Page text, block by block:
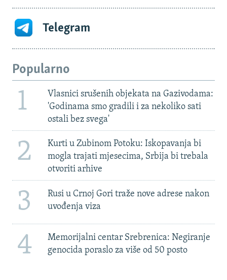
Telegram
Popularno
1
Vlasnici srušenih objekata na Gazivodama:
'Godinama smo gradili i za nekoliko sati
ostali bez svega'
2
Kurti u Zubinom Potoku: Iskopavanja bi
mogla trajati mjesecima, Srbija bi trebala
otvoriti arhive
3
Rusi u Crnoj Gori traže nove adrese nakon
uvođenja viza
4
Memorijalni centar Srebrenica: Negiranje
genocida poraslo za više od 50 posto